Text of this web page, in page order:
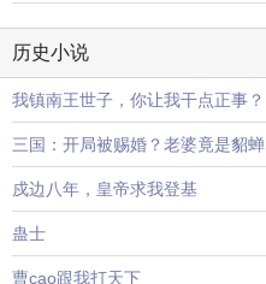
历史小说
我镇南王世子，你让我干点正事？
三国：开局被赐婚？老婆竟是貂蝉
戍边八年，皇帝求我登基
蛊士
曹cao跟我打天下